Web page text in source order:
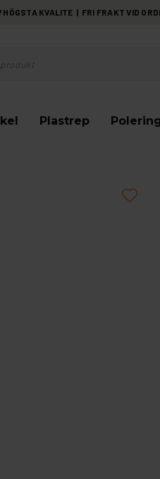
HÖGSTA KVALITE | FRI FRAKT VID
Plastrep